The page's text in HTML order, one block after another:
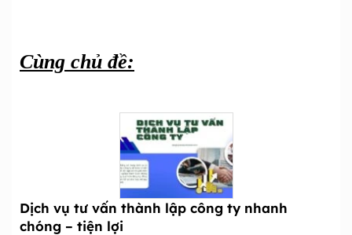
Cùng chủ đề:
Dịch vụ tư vấn thành lập công ty nhanh
chóng – tiện lợi